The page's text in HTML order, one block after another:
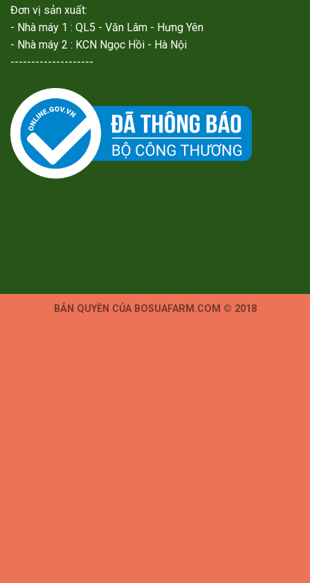
Đơn vị sản xuất:
- Nhà máy 1 : QL5 - Văn Lâm - Hưng Yên
- Nhà máy 2 : KCN Ngọc Hồi - Hà Nội
--------------------
BẢN QUYỀN CỦA BOSUAFARM.COM © 2018